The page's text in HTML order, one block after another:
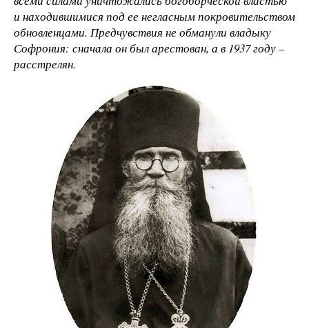
и находившимися под ее негласным покровительством
обновленцами. Предчувствия не обманули владыку
Софрония: сначала он был арестован, а в 1937 году –
расстрелян.